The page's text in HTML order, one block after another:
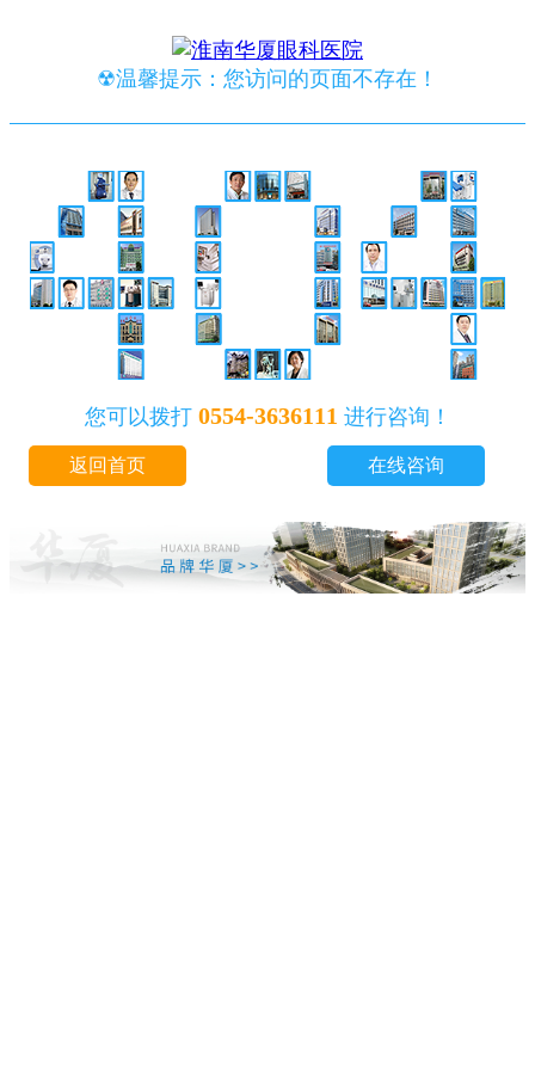
☢温馨提示：您访问的页面不存在！
您可以拨打 0554-3636111 进行咨询！
返回首页 在线咨询